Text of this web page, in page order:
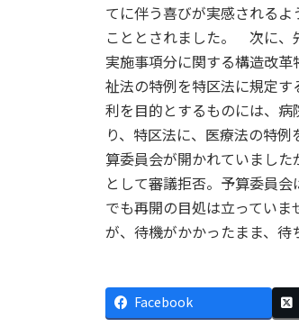
てに伴う喜びが実感される
こととされました。 次に、
実施事項分に関する構造改
祉法の特例を特区法に規定
利を目的とするものには、
り、特区法に、医療法の特
算委員会が開かれていまし
として審議拒否。予算委員
でも再開の目処は立ってい
が、待機がかかったまま、待
Facebook